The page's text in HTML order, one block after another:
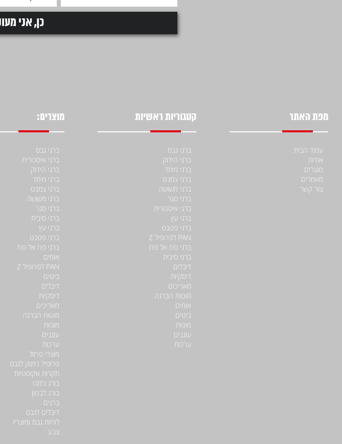
מפת האתר
עמוד הבית
אודות
מוצרים
מאמרים
צור קשר
קטגוריות ראשיות
ברגי גבס
ברגי הידוק
ברגי מיתד
ברגי צמנט
ברגי משושה
ברגי סגר
ברגי איסכורית
ברגי עץ
ברגי פטנט
PAN לפרופיל Z
ברגי פח אל פח
ברגי סיבית
דיבלים
דיסקיות
מאריכים
מוטות הברגה
אומים
ביטים
מופות
עוגנים
ערכות
מוצרים:
ברגי גבס
ברגי איסכורית
ברגי הידוק
ברגי מיתד
ברגי צמנט
ברגי משושה
ברגי סגר
ברגי סיבית
ברגי עץ
ברגי פטנט
ברגי פח אל פח
אומים
PAN לפרופיל Z
ביטים
דיבלים
דיסקיות
מאריכים
מוטות הברגה
מופות
עוגנים
ערכות
מוצרי פרזול
פרופיל ניתוק לגבס
תקרות אקוסטיות
בורג ג'מבו
בורג לבטון
ברגים
דיבלים לגבס
לוחות גבס ומוצריו
צבע